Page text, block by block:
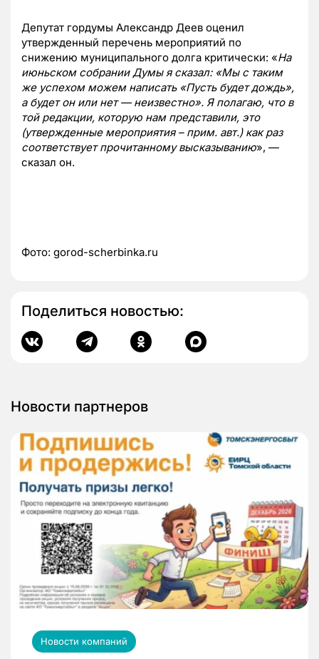
Депутат гордумы Александр Деев оценил
утвержденный перечень мероприятий по
снижению муниципального долга критически: «На
июньском собрании Думы я сказал: «Мы с таким
же успехом можем написать «Пусть будет дождь»,
а будет он или нет — неизвестно». Я полагаю, что в
той редакции, которую нам представили, это
(утвержденные мероприятия – прим. авт.) как раз
соответствует прочитанному высказыванию», —
сказал он.
Фото: gorod-scherbinka.ru
Поделиться новостью:
Новости партнеров
Новости компаний